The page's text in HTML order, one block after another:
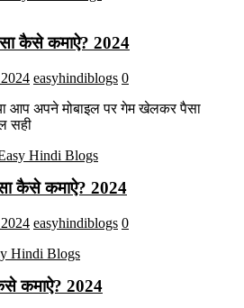
कैसे कमाऐ? 2024
easyhindiblogs 0
आप अपने मोबाइल पर गेम खेलकर पैसा
सही
कैसे कमाऐ? 2024
easyhindiblogs 0
कमाऐ? 2024